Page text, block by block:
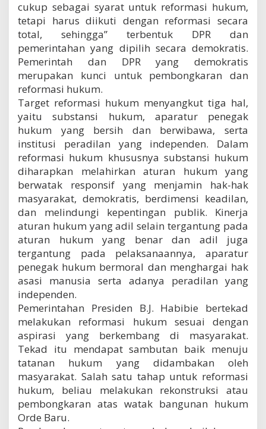
cukup sebagai syarat untuk reformasi hukum,
tetapi harus diikuti dengan reformasi secara
total, sehingga” terbentuk DPR dan
pemerintahan yang dipilih secara demokratis.
Pemerintah dan DPR yang demokratis
merupakan kunci untuk pembongkaran dan
reformasi hukum.
Target reformasi hukum menyangkut tiga hal,
yaitu substansi hukum, aparatur penegak
hukum yang bersih dan berwibawa, serta
institusi peradilan yang independen. Dalam
reformasi hukum khususnya substansi hukum
diharapkan melahirkan aturan hukum yang
berwatak responsif yang menjamin hak-hak
masyarakat, demokratis, berdimensi keadilan,
dan melindungi kepentingan publik. Kinerja
aturan hukum yang adil selain tergantung pada
aturan hukum yang benar dan adil juga
tergantung pada pelaksanaannya, aparatur
penegak hukum bermoral dan menghargai hak
asasi manusia serta adanya peradilan yang
independen.
Pemerintahan Presiden B.J. Habibie bertekad
melakukan reformasi hukum sesuai dengan
aspirasi yang berkembang di masyarakat.
Tekad itu mendapat sambutan baik menuju
tatanan hukum yang didambakan oleh
masyarakat. Salah satu tahap untuk reformasi
hukum, beliau melakukan rekonstruksi atau
pembongkaran atas watak bangunan hukum
Orde Baru.